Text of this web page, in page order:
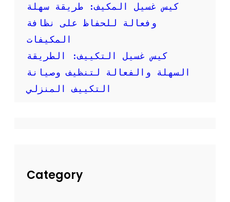
ك
ي
ق
م
ت
ي
ف
كيس غسيل المكيف: طريقة سهلة
وفعالة للحفاظ على نظافة
المكيفات
كيس غسيل التكييف: الطريقة
السهلة والفعالة لتنظيف وصيانة
التكييف المنزلي
Category